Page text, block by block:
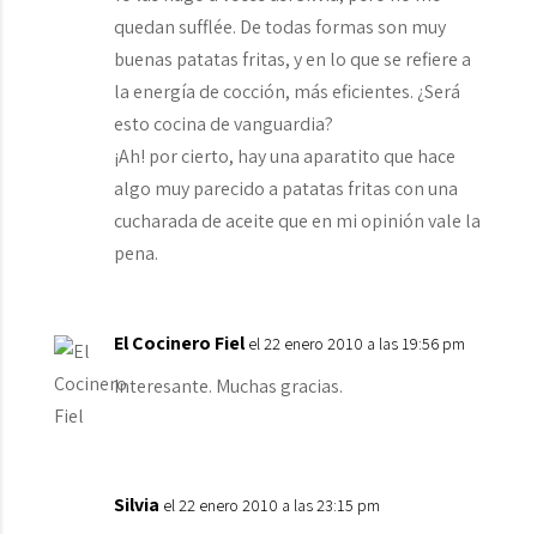
quedan sufflée. De todas formas son muy
buenas patatas fritas, y en lo que se refiere a
la energía de cocción, más eficientes. ¿Será
esto cocina de vanguardia?
¡Ah! por cierto, hay una aparatito que hace
algo muy parecido a patatas fritas con una
cucharada de aceite que en mi opinión vale la
pena.
El Cocinero Fiel el 22 enero 2010 a las 19:56 pm
Interesante. Muchas gracias.
Silvia el 22 enero 2010 a las 23:15 pm